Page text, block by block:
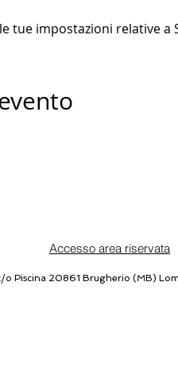
tue impostazioni relative a
Accesso area riservata
o Piscina 20861 Brugherio (MB)